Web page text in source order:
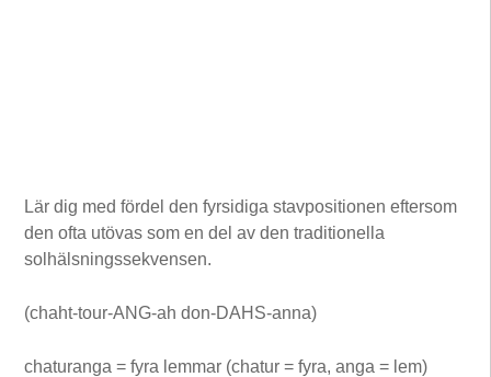
Lär dig med fördel den fyrsidiga stavpositionen eftersom
den ofta utövas som en del av den traditionella
solhälsningssekvensen.
(chaht-tour-ANG-ah don-DAHS-anna)
chaturanga = fyra lemmar (chatur = fyra, anga = lem)